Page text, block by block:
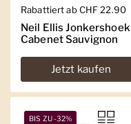
Regulärer Preis
Rabattiert ab CHF 22.90
Neil Ellis Jonkershoek
Cabenet Sauvignon
Jetzt kaufen
BIS ZU -32%